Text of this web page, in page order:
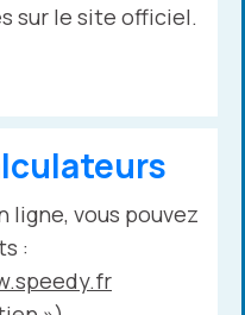
sur le site officiel.
ligne, vous pouvez
: